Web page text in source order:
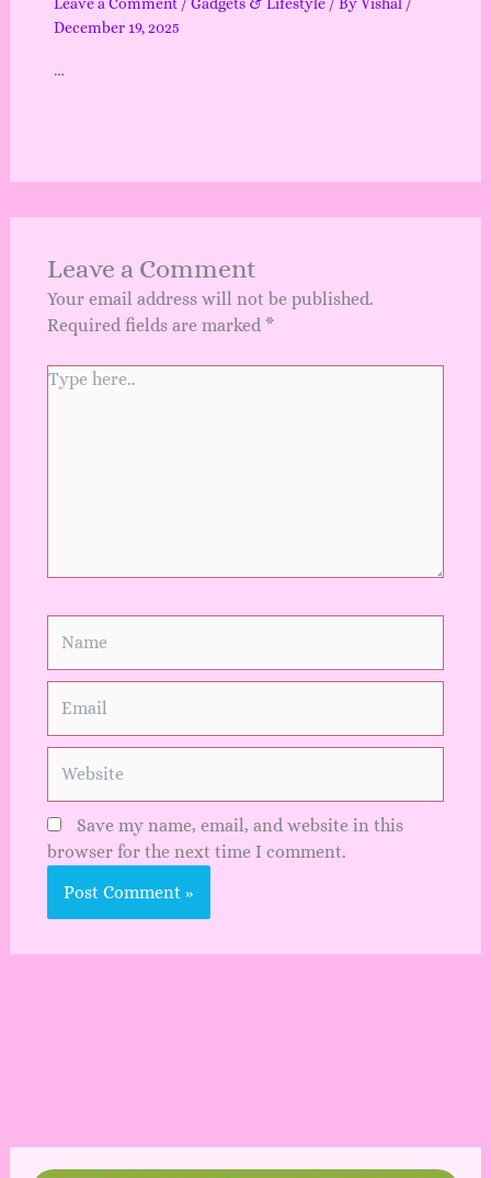
December 19, 2025
…
Leave a Comment
Your email address will not be published.
Required fields are marked *
Type
Save my name, email, and website in this
browser for the next time I comment.